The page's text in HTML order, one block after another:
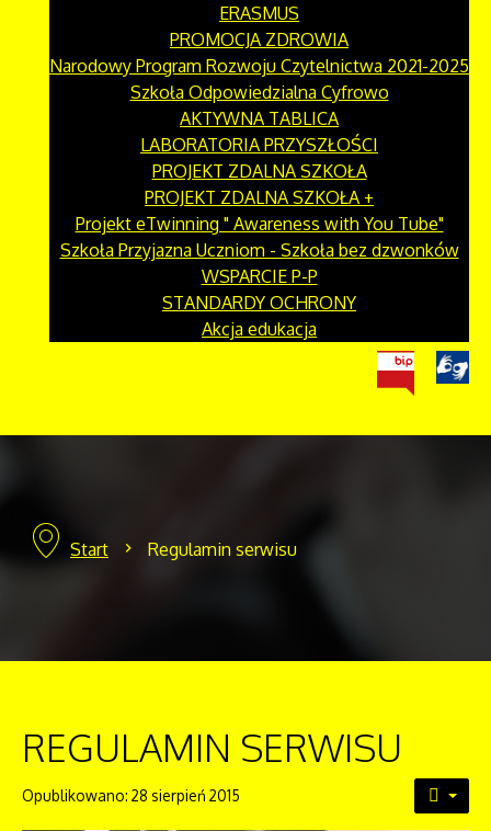
ERASMUS
PROMOCJA ZDROWIA
Narodowy Program Rozwoju Czytelnictwa 2021-2025
Szkoła Odpowiedzialna Cyfrowo
AKTYWNA TABLICA
LABORATORIA PRZYSZŁOŚCI
PROJEKT ZDALNA SZKOŁA
PROJEKT ZDALNA SZKOŁA +
Projekt eTwinning " Awareness with You Tube"
Szkoła Przyjazna Uczniom - Szkoła bez dzwonków
WSPARCIE P-P
STANDARDY OCHRONY
Akcja edukacja
Start Regulamin serwisu
REGULAMIN SERWISU
Opublikowano: 28 sierpień 2015